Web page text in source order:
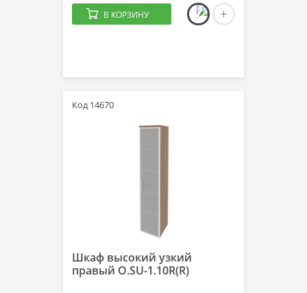
В КОРЗИНУ
Код 14670
Шкаф высокий узкий
правый O.SU-1.10R(R)